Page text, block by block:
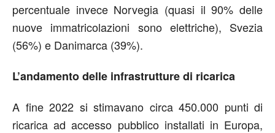
percentuale invece Norvegia (quasi il 90% delle
nuove immatricolazioni sono elettriche), Svezia
(56%) e Danimarca (39%).
L’andamento delle infrastrutture di ricarica
A fine 2022 si stimavano circa 450.000 punti di
ricarica ad accesso pubblico installati in Europa,